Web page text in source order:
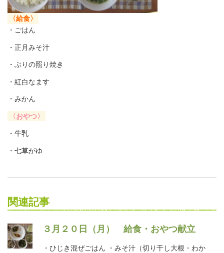
〈給食〉
・ごはん
・正月みそ汁
・ぶりの照り焼き
・紅白なます
・みかん
〈おやつ〉
・牛乳
・七草がゆ
関連記事
３月２０日（月） 給食・おやつ献立
・ひじき混ぜごはん ・みそ汁（切り干し大根・わか